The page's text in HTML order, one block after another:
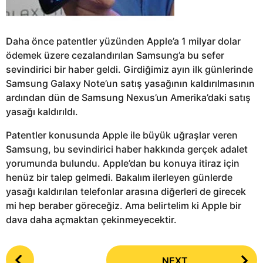
Daha önce patentler yüzünden Apple’a 1 milyar dolar
ödemek üzere cezalandırılan Samsung’a bu sefer
sevindirici bir haber geldi. Girdiğimiz ayın ilk günlerinde
Samsung Galaxy Note’un satış yasağının kaldırılmasının
ardından dün de Samsung Nexus’un Amerika’daki satış
yasağı kaldırıldı.
Patentler konusunda Apple ile büyük uğraşlar veren
Samsung, bu sevindirici haber hakkında gerçek adalet
yorumunda bulundu. Apple’dan bu konuya itiraz için
henüz bir talep gelmedi. Bakalım ilerleyen günlerde
yasağı kaldırılan telefonlar arasına diğerleri de girecek
mi hep beraber göreceğiz. Ama belirtelim ki Apple bir
dava daha açmaktan çekinmeyecektir.
P